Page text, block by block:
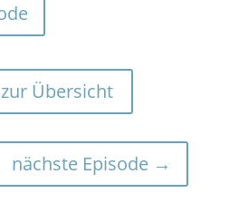
Übersicht
nächste Episode →